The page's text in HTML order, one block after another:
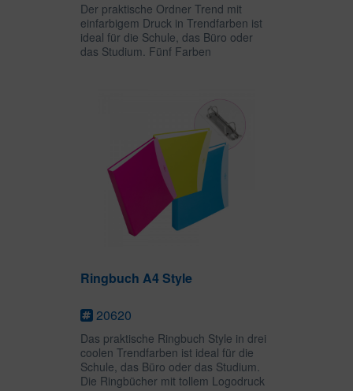
Der praktische Ordner Trend mit
einfarbigem Druck in Trendfarben ist
ideal für die Schule, das Büro oder
das Studium. Fünf Farben
Ringbuch A4 Style
20620
Das praktische Ringbuch Style in drei
coolen Trendfarben ist ideal für die
Schule, das Büro oder das Studium.
Die Ringbücher mit tollem Logodruck